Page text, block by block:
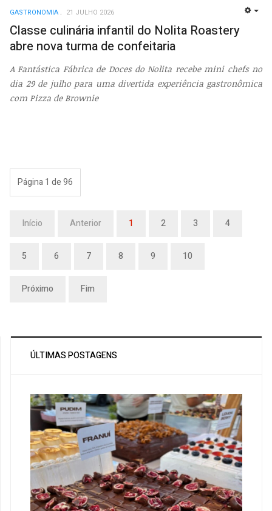
GASTRONOMIA 21 JULHO 2026
Classe culinária infantil do Nolita Roastery
abre nova turma de confeitaria
A Fantástica Fábrica de Doces do Nolita recebe mini chefs no
dia 29 de julho para uma divertida experiência gastronômica
com Pizza de Brownie
Página 1 de 96
Início Anterior 1 2 3 4
5 6 7 8 9 10
Próximo Fim
ÚLTIMAS POSTAGENS